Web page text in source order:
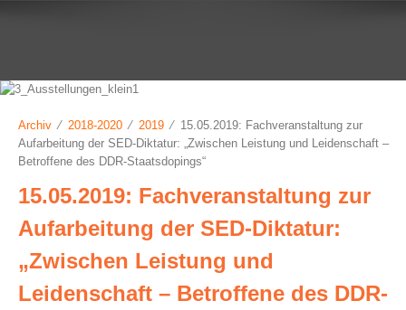
Archiv ⁄ 2018-2020 ⁄ 2019 ⁄ 15.05.2019: Fachveranstaltung zur
Aufarbeitung der SED-Diktatur: „Zwischen Leistung und Leidenschaft –
Betroffene des DDR-Staatsdopings“
15.05.2019: Fachveranstaltung zur
Aufarbeitung der SED-Diktatur:
„Zwischen Leistung und
Leidenschaft – Betroffene des DDR-